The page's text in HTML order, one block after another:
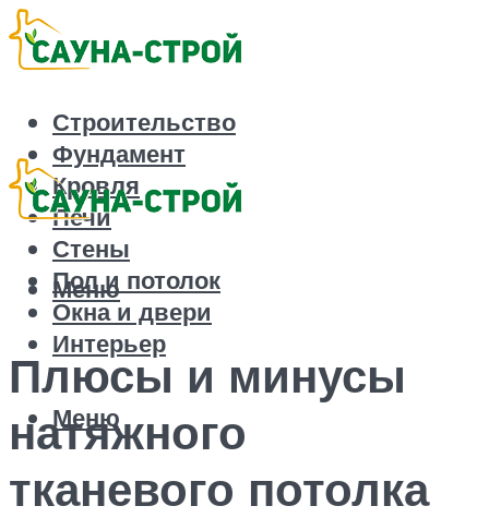
Строительство
Фундамент
Кровля
Печи
Стены
Пол и потолок
Окна и двери
Интерьер
Меню
Меню
Плюсы и минусы
натяжного
тканевого потолка